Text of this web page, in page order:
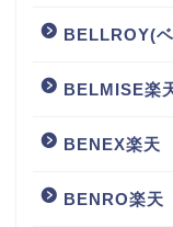
BELLROY(
BELMISE楽
BENEX楽天
BENRO楽天